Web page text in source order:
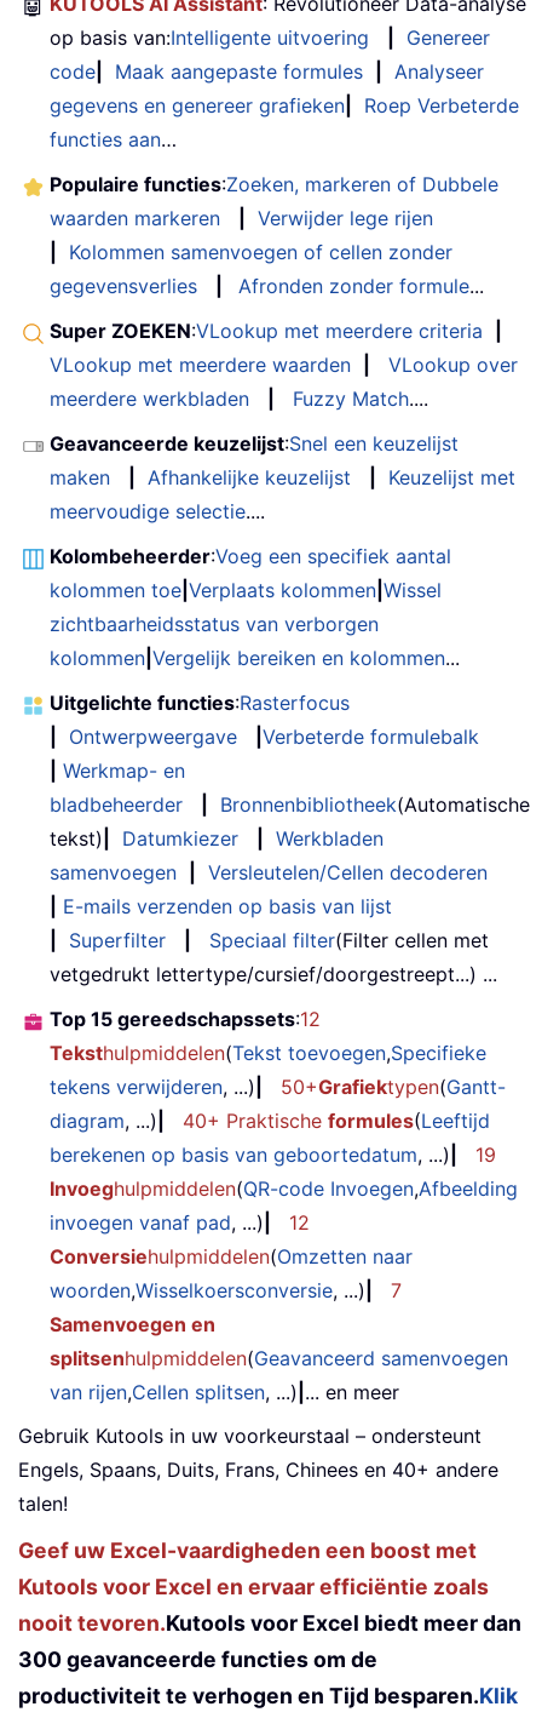
🤖
op basis van:Intelligente uitvoering
Genereer
code
Maak aangepaste formules
Analyseer
gegevens en genereer grafieken
Roep Verbeterde
functies aan…
Populaire functies:Zoeken, markeren of Dubbele
waarden markeren
Verwijder lege rijen
Kolommen samenvoegen of cellen zonder
gegevensverlies
Afronden zonder formule...
Super ZOEKEN:VLookup met meerdere criteria
VLookup met meerdere waarden
VLookup over
meerdere werkbladen
Fuzzy Match....
Geavanceerde keuzelijst:Snel een keuzelijst
maken
Afhankelijke keuzelijst
Keuzelijst met
meervoudige selectie....
Kolombeheerder:Voeg een specifiek aantal
kolommen toe Verplaats kolommen Wissel
zichtbaarheidsstatus van verborgen
kolommen Vergelijk bereiken en kolommen...
Uitgelichte functies:Rasterfocus
Ontwerpweergave
Verbeterde formulebalk
Werkmap- en
bladbeheerder
Bronnenbibliotheek(Automatische
tekst)
Datumkiezer
Werkbladen
samenvoegen
Versleutelen/Cellen decoderen
E-mails verzenden op basis van lijst
Superfilter Speciaal filter(Filter cellen met
vetgedrukt lettertype/cursief/doorgestreept...) ...
Top 15 gereedschapssets:12
Teksthulpmiddelen(Tekst toevoegen,Specifieke
tekens verwijderen, ...) 50+Grafiektypen(Gantt-
diagram, ...) 40+ Praktische formules(Leeftijd
berekenen op basis van geboortedatum, ...)
19
Invoeghulpmiddelen(QR-code Invoegen,Afbeelding
invoegen vanaf pad, ...)
12
Conversiehulpmiddelen(Omzetten naar
woorden,Wisselkoersconversie, ...)
7
Samenvoegen en
splitsenhulpmiddelen(Geavanceerd samenvoegen
van rijen,Cellen splitsen, ...) ... en meer
Gebruik Kutools in uw voorkeurstaal – ondersteunt
Engels, Spaans, Duits, Frans, Chinees en 40+ andere
talen!
Geef uw Excel-vaardigheden een boost met
Kutools voor Excel en ervaar efficiëntie zoals
nooit tevoren.Kutools voor Excel biedt meer dan
300 geavanceerde functies om de
productiviteit te verhogen en Tijd besparen.Klik